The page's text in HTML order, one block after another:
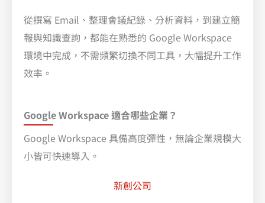
從撰寫 Email、整理會議紀錄、分析資料，到建立簡
報與知識查詢，都能在熟悉的 Google Workspace
環境中完成，不需頻繁切換不同工具，大幅提升工作
效率。
Google Workspace 適合哪些企業？
Google Workspace 具備高度彈性，無論企業規模大
小皆可快速導入。
新創公司